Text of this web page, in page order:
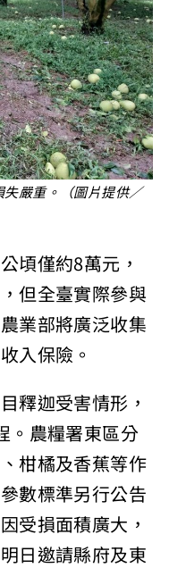
嚴重。（圖片提供／
頃僅約8萬元，
但全臺實際參與
業部將廣泛收集
入保險。
釋迦受害情形，
農糧署東區分
柑橘及香蕉等作
數標準另行公告
受損面積廣大，
日邀請縣府及東